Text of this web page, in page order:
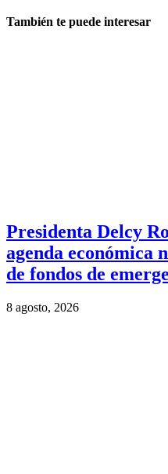
También te puede interesar
Presidenta Delcy
agenda económica
de fondos de
8 agosto, 2026